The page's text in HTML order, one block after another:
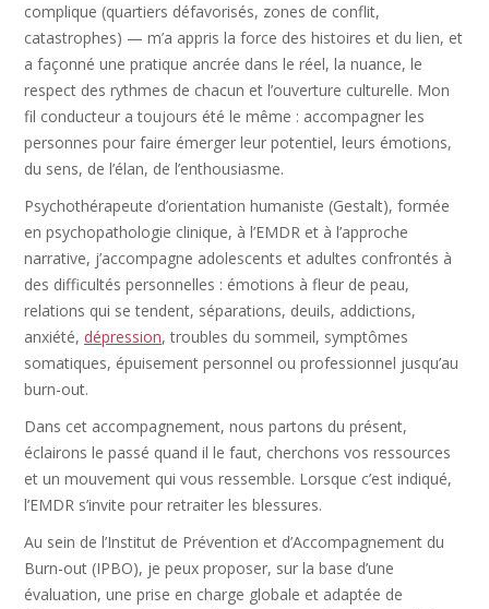
complique (quartiers défavorisés, zones de conflit,
catastrophes) — m’a appris la force des histoires et du lien, et
a façonné une pratique ancrée dans le réel, la nuance, le
respect des rythmes de chacun et l’ouverture culturelle. Mon
fil conducteur a toujours été le même : accompagner les
personnes pour faire émerger leur potentiel, leurs émotions,
du sens, de l’élan, de l’enthousiasme.
Psychothérapeute d’orientation humaniste (Gestalt), formée
en psychopathologie clinique, à l’EMDR et à l’approche
narrative, j’accompagne adolescents et adultes confrontés à
des difficultés personnelles : émotions à fleur de peau,
relations qui se tendent, séparations, deuils, addictions,
anxiété, dépression, troubles du sommeil, symptômes
somatiques, épuisement personnel ou professionnel jusqu’au
burn-out.
Dans cet accompagnement, nous partons du présent,
éclairons le passé quand il le faut, cherchons vos ressources
et un mouvement qui vous ressemble. Lorsque c’est indiqué,
l’EMDR s’invite pour retraiter les blessures.
Au sein de l’Institut de Prévention et d’Accompagnement du
Burn-out (IPBO), je peux proposer, sur la base d’une
évaluation, une prise en charge globale et adaptée de